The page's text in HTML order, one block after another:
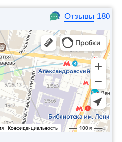
Отзывы 180